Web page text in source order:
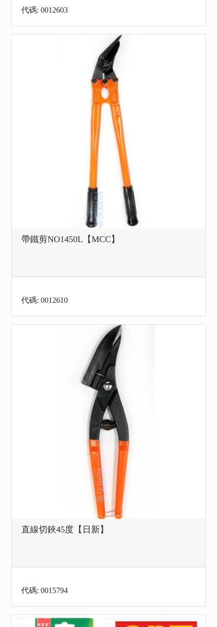
代碼: 0012603
帶鐵剪NO1450L【MCC】
代碼: 0012610
直線切鋏45度【日新】
代碼: 0015794